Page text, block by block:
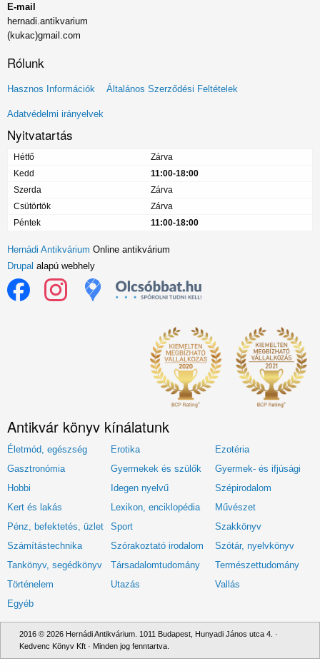
E-mail
hernadi.antikvarium
(kukac)gmail.com
Rólunk
Lábléc
menü
Hasznos Információk Általános Szerződési Feltételek
Adatvédelmi irányelvek
Nyitvatartás
Hétfő
Zárva
Kedd
11:00-18:00
Szerda
Zárva
Csütörtök
Zárva
Péntek
11:00-18:00
Hernádi Antikvárium Online antikvárium
Drupal alapú webhely
Antikvár könyv kínálatunk
Életmód, egészség Erotika
Ezotéria
Gasztronómia
Gyermekek és szülők
Gyermek- és ifjúsági
Hobbi
Idegen nyelvű
Szépirodalom
Kert és lakás
Lexikon, enciklopédia
Művészet
Pénz, befektetés, üzlet
Sport
Szakkönyv
Számítástechnika
Szórakoztató irodalom
Szótár, nyelvkönyv
Tankönyv, segédkönyv
Társadalomtudomány
Természettudomány
Történelem
Utazás
Vallás
Egyéb
2016 © 2026 Hernádi Antikvárium. 1011 Budapest, Hunyadi János utca 4. ·
Kedvenc Könyv Kft · Minden jog fenntartva.